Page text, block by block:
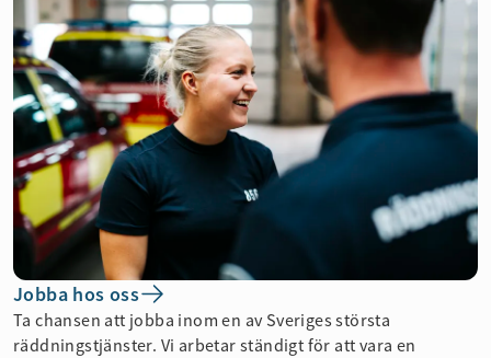
Jobba hos oss
Ta chansen att jobba inom en av Sveriges största
räddningstjänster. Vi arbetar ständigt för att vara en